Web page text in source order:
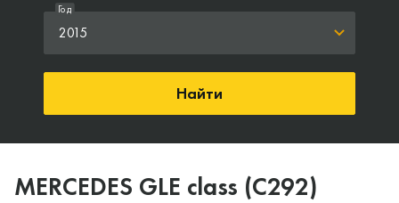
2015
Год
Найти
MERCEDES GLE class (C292)